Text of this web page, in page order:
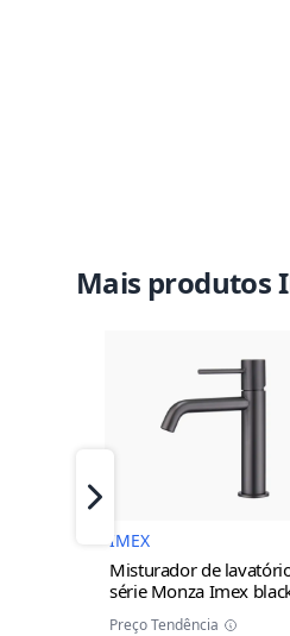
Mais produtos
IMEX
Misturador de
série Monza Imex
gun metal
Preço Tendência
Próximo